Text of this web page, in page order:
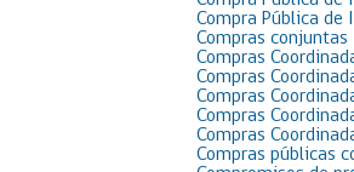
Compra Pública de
Compras conjuntas
Compras
Compras
Compras
Compras
Compras
Compras públicas